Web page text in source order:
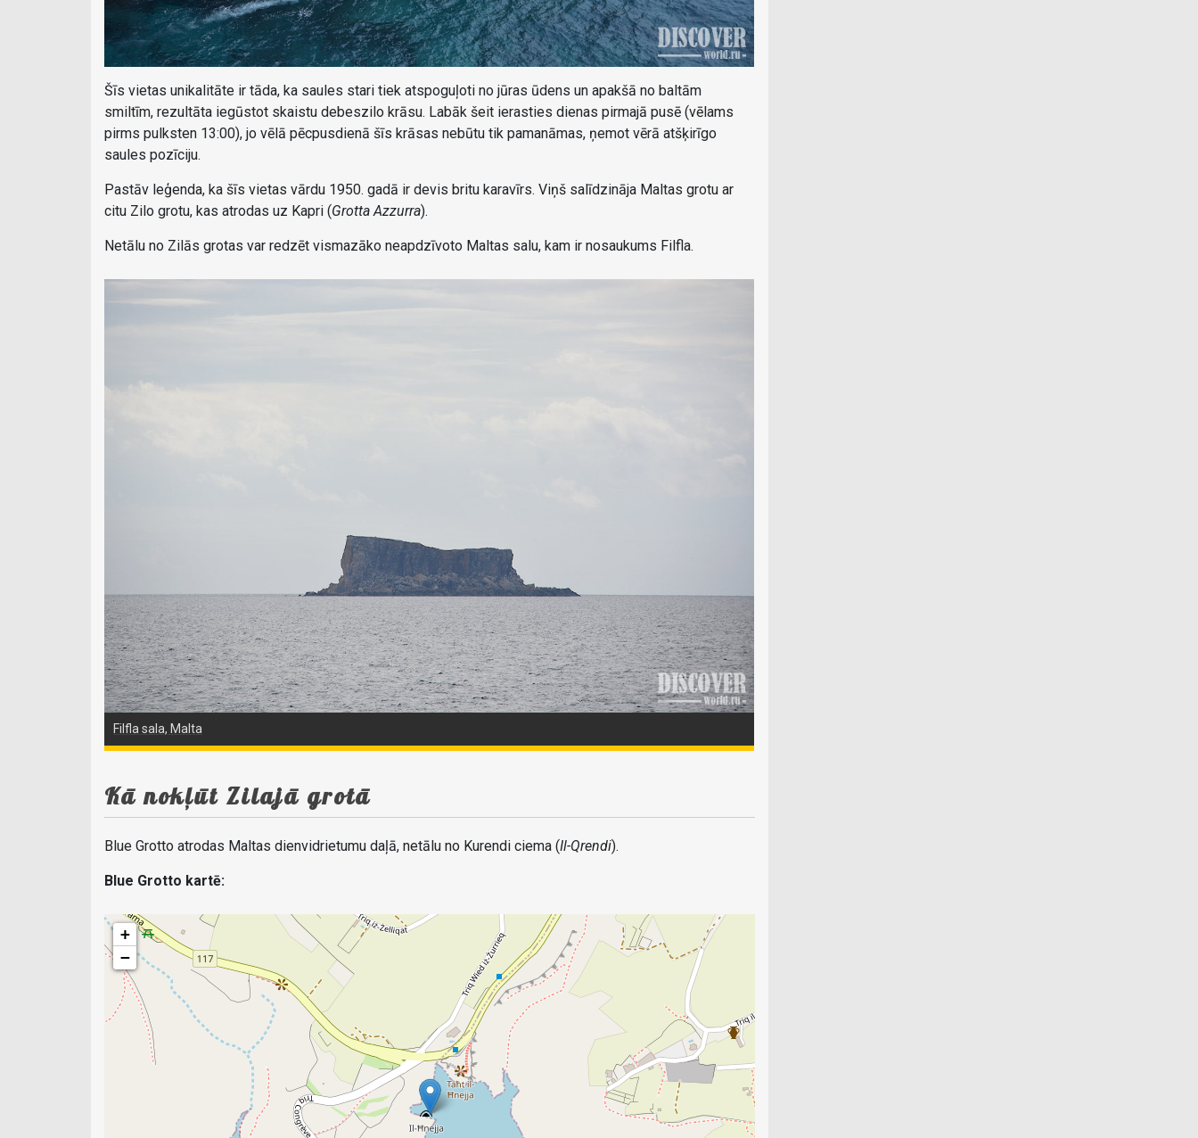
Šīs vietas unikalitāte ir tāda, ka saules stari tiek atspoguļoti no jūras ūdens un apakšā no baltām
smiltīm, rezultāta iegūstot skaistu debeszilo krāsu. Labāk šeit ierasties dienas pirmajā pusē (vēlams
pirms pulksten 13:00), jo vēlā pēcpusdienā šīs krāsas nebūtu tik pamanāmas, ņemot vērā atšķirīgo
saules pozīciju.
Pastāv leģenda, ka šīs vietas vārdu 1950. gadā ir devis britu karavīrs. Viņš salīdzināja Maltas grotu ar
citu Zilo grotu, kas atrodas uz Kapri (Grotta Azzurra).
Netālu no Zilās grotas var redzēt vismazāko neapdzīvoto Maltas salu, kam ir nosaukums Filfla.
Filfla sala, Malta
Kā nokļūt Zilajā grotā
Blue Grotto atrodas Maltas dienvidrietumu daļā, netālu no Kurendi ciema (Il-Qrendi).
Blue Grotto kartē:
+
−